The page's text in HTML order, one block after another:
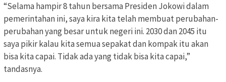
“Selama hampir 8 tahun bersama Presiden Jokowi dalam
pemerintahan ini, saya kira kita telah membuat perubahan-
perubahan yang besar untuk negeri ini. 2030 dan 2045 itu
saya pikir kalau kita semua sepakat dan kompak itu akan
bisa kita capai. Tidak ada yang tidak bisa kita capai,”
tandasnya.